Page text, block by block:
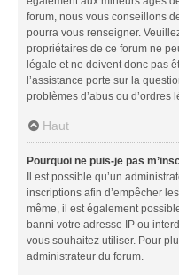
forum, nous vous conseillons
pourra vous renseigner.
propriétaires de ce forum ne
légale et ne doivent donc pas
l’assistance porte sur la
problèmes d’abus ou d’ordres
Haut
Pourquoi ne puis-je pas
Il est possible qu’un
inscriptions afin d’empêcher
même, il est également
banni votre adresse IP ou
vous souhaitez utiliser. Pour
administrateur du forum.